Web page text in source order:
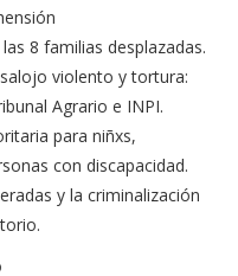
8 familias desplazadas.
violento y tortura:
Agrario e INPI.
para niñxs,
con discapacidad.
y la criminalización